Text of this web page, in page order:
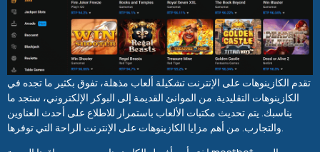
تقدم الكازينوهات على الإنترنت تشكيلة ألعاب مذهلة، تفوق بكثير ما تجده في
الكازينوهات التقليدية. من الموانئ القديمة إلى البوكر الإلكتروني، ستجد ما
يناسبك. يتم تحديث مكتبات الألعاب باستمرار للاطلاع على أحدث العناوين
والتجارب. من أهم مزايا الكازينوهات على الإنترنت الراحة التي توفرها.